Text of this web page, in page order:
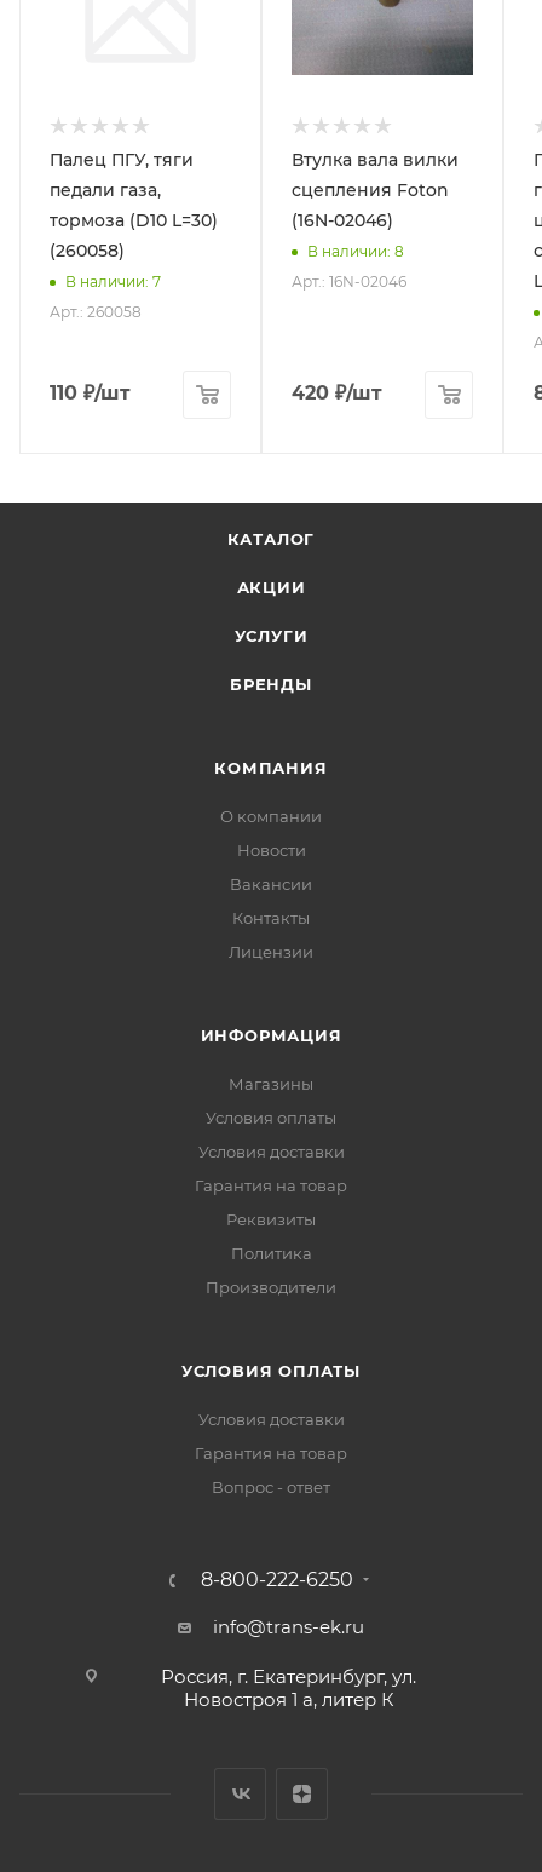
Палец ПГУ, тяги
педали газа,
тормоза (D10 L=30)
(260058)
В наличии: 7
Арт.: 260058
110 ₽/шт
Втулка вала вилки
сцепления Foton
(16N-02046)
В наличии: 8
Арт.: 16N-02046
420 ₽/шт
КАТАЛОГ
АКЦИИ
УСЛУГИ
БРЕНДЫ
КОМПАНИЯ
О компании
Новости
Вакансии
Контакты
Лицензии
ИНФОРМАЦИЯ
Магазины
Условия оплаты
Условия доставки
Гарантия на товар
Реквизиты
Политика
Производители
УСЛОВИЯ ОПЛАТЫ
Условия доставки
Гарантия на товар
Вопрос - ответ
8-800-222-6250
info@trans-ek.ru
Россия, г. Екатеринбург, ул.
Новостроя 1 а, литер К